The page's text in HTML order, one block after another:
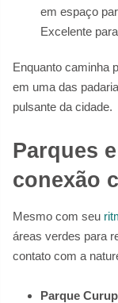
em espaço
Excelente
Enquanto caminha
em uma das
pulsante da cidade.
Parques
conexão
Mesmo com seu
áreas verdes para
contato com a
Parque